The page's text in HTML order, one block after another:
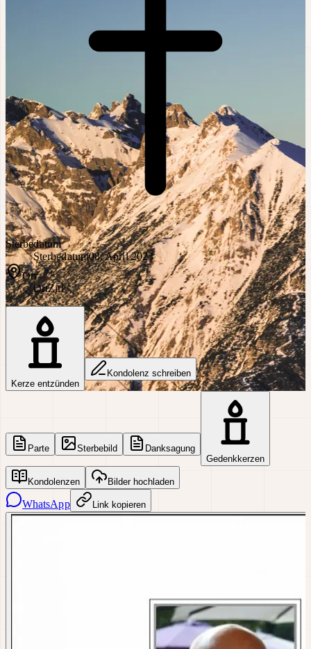
Sterbedatum
Sterbedatum08. April 2023
Ort
OrtZirl
Kerze entzünden
Kondolenz schreiben
Parte Sterbebild
Danksagung
Gedenkkerzen
Kondolenzen Bilder hochladen
WhatsApp Link kopieren